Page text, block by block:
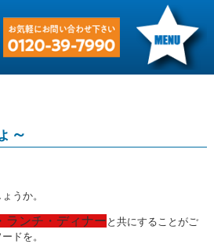
～
うか。
ランチ・ディナーと共にすることがご
ドを。